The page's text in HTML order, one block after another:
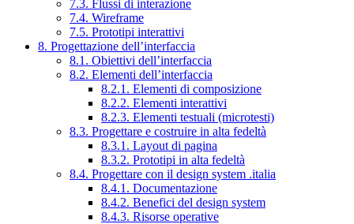
7.3. Flussi di interazione
7.4. Wireframe
7.5. Prototipi interattivi
8. Progettazione dell’interfaccia
8.1. Obiettivi dell’interfaccia
8.2. Elementi dell’interfaccia
8.2.1. Elementi di composizione
8.2.2. Elementi interattivi
8.2.3. Elementi testuali (microtesti)
8.3. Progettare e costruire in alta fedeltà
8.3.1. Layout di pagina
8.3.2. Prototipi in alta fedeltà
8.4. Progettare con il design system .italia
8.4.1. Documentazione
8.4.2. Benefici del design system
8.4.3. Risorse operative